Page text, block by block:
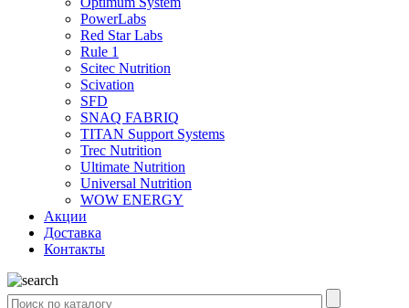
PowerLabs
Red Star Labs
Rule 1
Scitec Nutrition
Scivation
SFD
SNAQ FABRIQ
TITAN Support Systems
Trec Nutrition
Ultimate Nutrition
Universal Nutrition
WOW ENERGY
Акции
Доставка
Контакты